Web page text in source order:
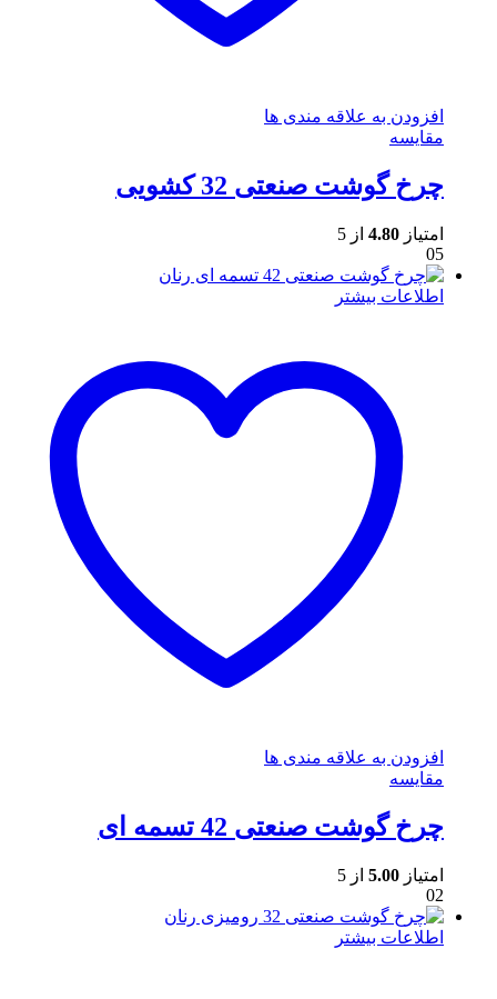
افزودن به علاقه مندی ها
مقایسه
چرخ گوشت صنعتی 32 کشویی
امتیاز 4.80 از 5
05
اطلاعات بیشتر
افزودن به علاقه مندی ها
مقایسه
چرخ گوشت صنعتی 42 تسمه ای
امتیاز 5.00 از 5
02
اطلاعات بیشتر